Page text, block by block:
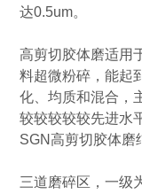
达0.5um。
高剪切胶体磨适用
料超微粉碎，能起
化、均质和混合，
较较较较较先进水
SGN高剪切胶体磨
三道磨碎区，一级